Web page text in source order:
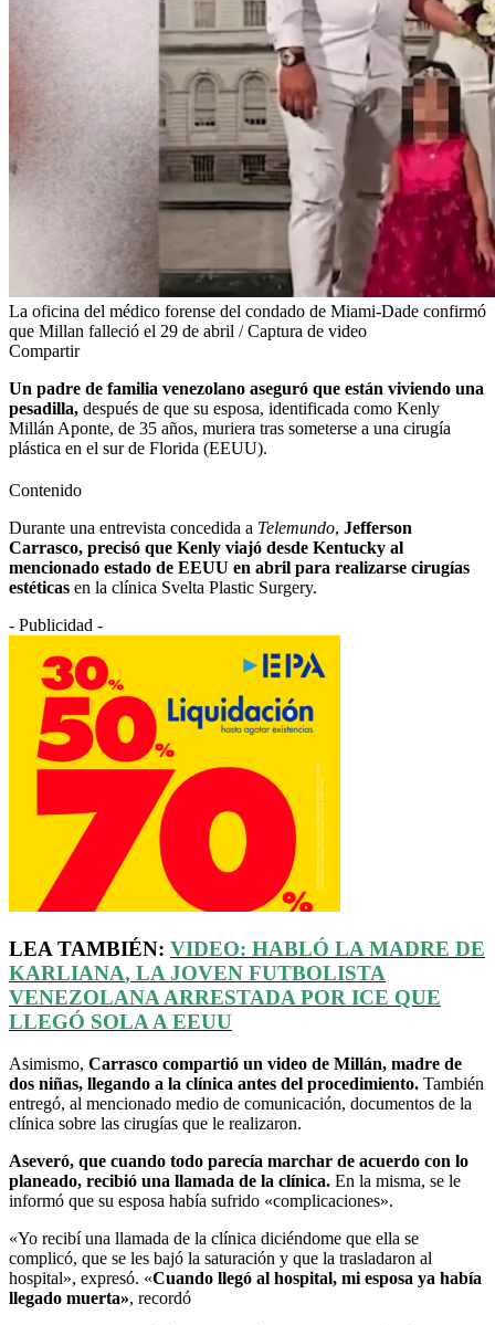
La oficina del médico forense del condado de Miami-Dade confirmó
que Millan falleció el 29 de abril / Captura de video
Compartir
Un padre de familia venezolano aseguró que están viviendo una
pesadilla, después de que su esposa, identificada como Kenly
Millán Aponte, de 35 años, muriera tras someterse a una cirugía
plástica en el sur de Florida (EEUU).
Contenido
Durante una entrevista concedida a Telemundo, Jefferson
Carrasco, precisó que Kenly viajó desde Kentucky al
mencionado estado de EEUU en abril para realizarse cirugías
estéticas en la clínica Svelta Plastic Surgery.
- Publicidad -
LEA TAMBIÉN: VIDEO: HABLÓ LA MADRE DE
KARLIANA, LA JOVEN FUTBOLISTA
VENEZOLANA ARRESTADA POR ICE QUE
LLEGÓ SOLA A EEUU
Asimismo, Carrasco compartió un video de Millán, madre de
dos niñas, llegando a la clínica antes del procedimiento. También
entregó, al mencionado medio de comunicación, documentos de la
clínica sobre las cirugías que le realizaron.
Aseveró, que cuando todo parecía marchar de acuerdo con lo
planeado, recibió una llamada de la clínica. En la misma, se le
informó que su esposa había sufrido «complicaciones».
«Yo recibí una llamada de la clínica diciéndome que ella se
complicó, que se les bajó la saturación y que la trasladaron al
hospital», expresó. «Cuando llegó al hospital, mi esposa ya había
llegado muerta», recordó